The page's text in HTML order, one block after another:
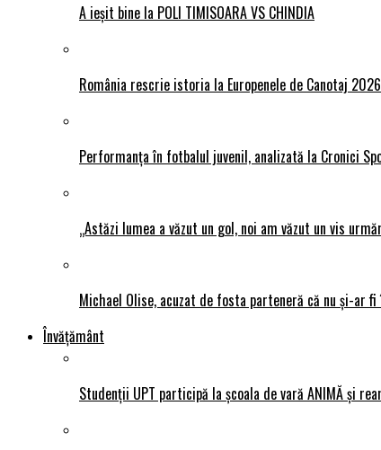
A ieșit bine la POLI TIMISOARA VS CHINDIA
România rescrie istoria la Europenele de Canotaj
Performanța în fotbalul juvenil, analizată la Cronici
„Astăzi lumea a văzut un gol, noi am văzut un vis
Michael Olise, acuzat de fosta parteneră că nu și-ar
Învățământ
Studenții UPT participă la școala de vară ANIMĂ și